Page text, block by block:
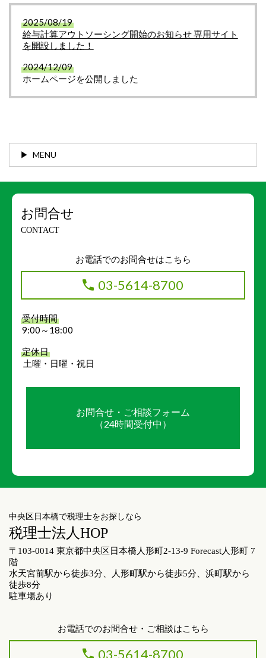
2025/08/19
給与計算アウトソーシング開始のお知らせ 専用サイト
を開設しました！
2024/12/09
ホームページを公開しました
MENU
お問合せ
CONTACT
お電話でのお問合せはこちら
03-5614-8700
受付時間
9:00～18:00
定休日
土曜・日曜・祝日
お問合せ・ご相談フォーム
（24時間受付中）
中央区日本橋で税理士をお探しなら
税理士法人HOP
〒103-0014 東京都中央区日本橋人形町2-13-9 Forecast人形町 7
階
水天宮前駅から徒歩3分、人形町駅から徒歩5分、浜町駅から
徒歩8分
駐車場あり
お電話でのお問合せ・ご相談はこちら
03-5614-8700